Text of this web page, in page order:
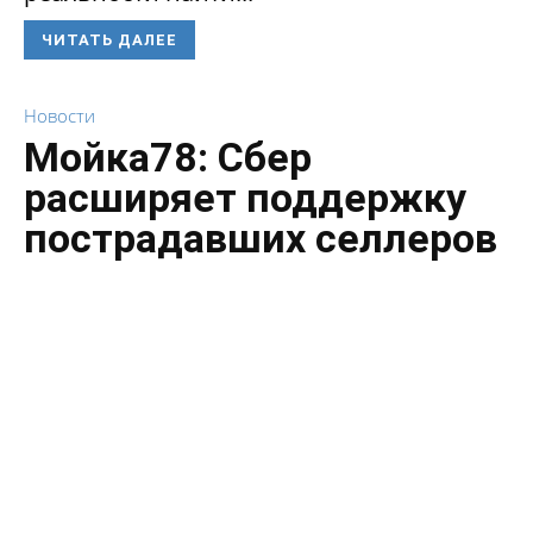
ЧИТАТЬ ДАЛЕЕ
Новости
Мойка78: Сбер
расширяет поддержку
пострадавших селлеров